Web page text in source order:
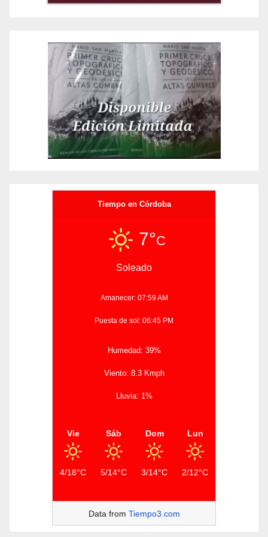
Tiempo en Córdoba
7°C
Soleado
Amanecer: 07:59 AM
Puesta de sol: 06:45 PM
Humedad: 39%
Viento: 8.3 Kmph
Lluvia: 1%
Vie
4/18°C
Sáb
5/14°C
Dom
3/14°C
Lun
2/12°C
Data from Tiempo3.com